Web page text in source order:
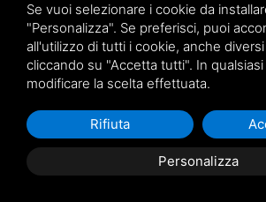
SKIN AIR
Skin Air è il nuovo profilo Novowood per
facciata, e c…
Leggi tutto
Se vuoi selezionare i cookie da
"Personalizza". Se preferisci, puoi
all'utilizzo di tutti i cookie, anche
cliccando su "Accetta tutti". In
modificare la scelta effettuata.
Personalizza
Rifiuta